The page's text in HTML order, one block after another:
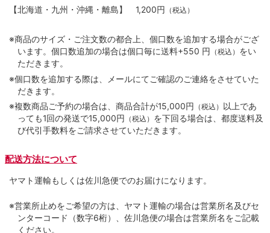
【北海道・九州・沖縄・離島】 1,200円 （税込）
※商品のサイズ・ご注文数の都合上、個口数を追加する場合がござ
います。個口数追加の場合は個口毎に送料+550 円 （税込） をい
ただきます。
※個口数を追加する際は、メールにてご確認のご連絡をさせていた
だきます。
※複数商品ご予約の場合は、商品合計が15,000円 （税込） 以上であ
っても1回の発送で15,000円 （税込） を下回る場合は、都度送料及
び代引手数料をご請求させていただきます。
配送方法について
ヤマト運輸もしくは佐川急便でのお届けになります。
※営業所止めをご希望の方は、ヤマト運輸の場合は営業所名及びセ
ンターコード（数字6桁）、佐川急便の場合は営業所名をご記載
ください。